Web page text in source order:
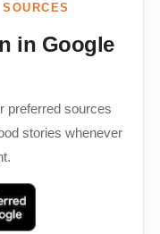
in Google
preferred sources
stories whenever